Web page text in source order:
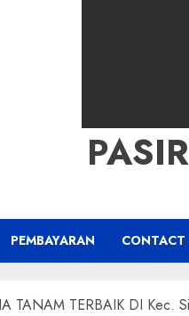
PEMBAYARAN CONTACT
TANAM TERBAIK DI Kec.